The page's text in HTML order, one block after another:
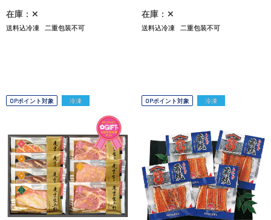
在庫：✕
送料込冷凍 二重包装不可
在庫：✕
送料込冷凍 二重包装不可
OPポイント対象 冷凍 OPポイント対象 冷凍